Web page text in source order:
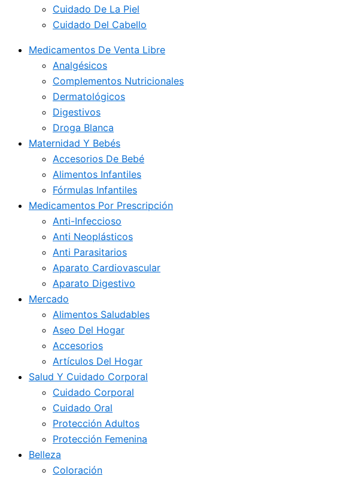
Cuidado De La Piel
Cuidado Del Cabello
Medicamentos De Venta Libre
Analgésicos
Complementos Nutricionales
Dermatológicos
Digestivos
Droga Blanca
Maternidad Y Bebés
Accesorios De Bebé
Alimentos Infantiles
Fórmulas Infantiles
Medicamentos Por Prescripción
Anti-Infeccioso
Anti Neoplásticos
Anti Parasitarios
Aparato Cardiovascular
Aparato Digestivo
Mercado
Alimentos Saludables
Aseo Del Hogar
Accesorios
Artículos Del Hogar
Salud Y Cuidado Corporal
Cuidado Corporal
Cuidado Oral
Protección Adultos
Protección Femenina
Belleza
Coloración